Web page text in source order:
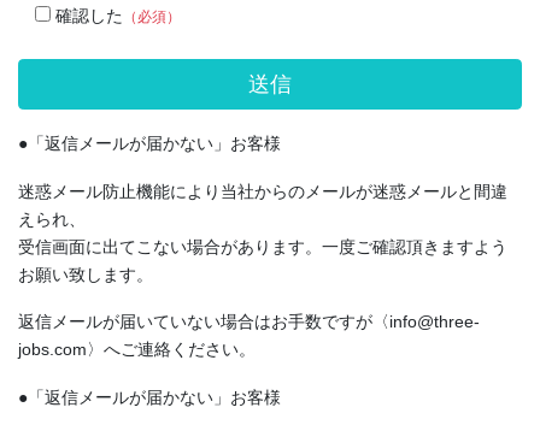
確認した （必須）
●「返信メールが届かない」お客様
迷惑メール防止機能により当社からのメールが迷惑メールと間違
えられ、
受信画面に出てこない場合があります。一度ご確認頂きますよう
お願い致します。
返信メールが届いていない場合はお手数ですが〈info@three-
jobs.com〉へご連絡ください。
●「返信メールが届かない」お客様